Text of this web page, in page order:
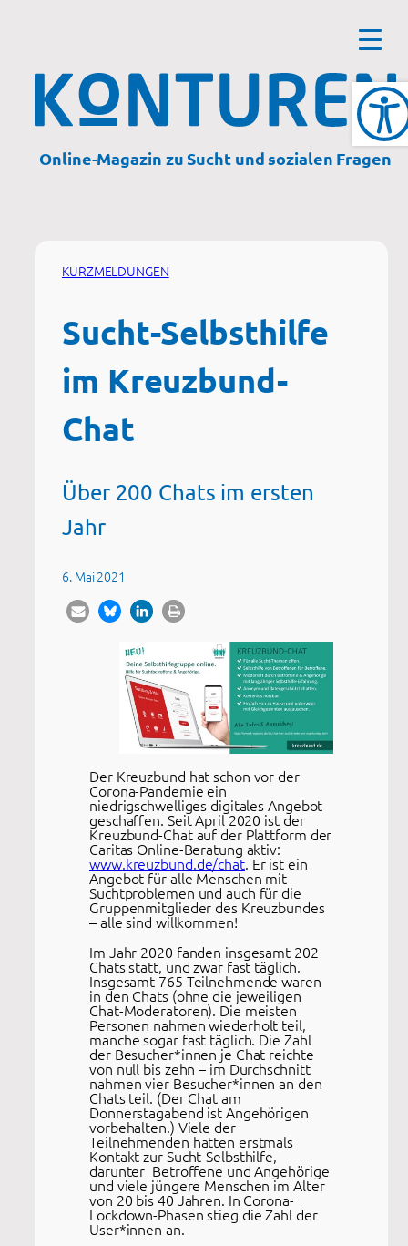
Online-Magazin zu Sucht und sozialen Fragen
KURZMELDUNGEN
Sucht-Selbsthilfe
im Kreuzbund-
Chat
Über 200 Chats im ersten
Jahr
6. Mai 2021
Der Kreuzbund hat schon vor der
Corona-Pandemie ein
niedrigschwelliges digitales Angebot
geschaffen. Seit April 2020 ist der
Kreuzbund-Chat auf der Plattform der
Caritas Online-Beratung aktiv:
www.kreuzbund.de/chat. Er ist ein
Angebot für alle Menschen mit
Suchtproblemen und auch für die
Gruppenmitglieder des Kreuzbundes
– alle sind willkommen!
Im Jahr 2020 fanden insgesamt 202
Chats statt, und zwar fast täglich.
Insgesamt 765 Teilnehmende waren
in den Chats (ohne die jeweiligen
Chat-Moderatoren). Die meisten
Personen nahmen wiederholt teil,
manche sogar fast täglich. Die Zahl
der Besucher*innen je Chat reichte
von null bis zehn – im Durchschnitt
nahmen vier Besucher*innen an den
Chats teil. (Der Chat am
Donnerstagabend ist Angehörigen
vorbehalten.) Viele der
Teilnehmenden hatten erstmals
Kontakt zur Sucht-Selbsthilfe,
darunter Betroffene und Angehörige
und viele jüngere Menschen im Alter
von 20 bis 40 Jahren. In Corona-
Lockdown-Phasen stieg die Zahl der
User*innen an.